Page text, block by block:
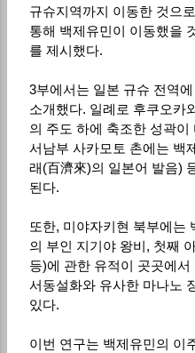
규슈지역까지 이동한 것으
통해 백제유민이 이동했을
를 제시했다.
3부에서는 일본 규슈 전역
소개했다. 일례로 후쿠오카
의 주도 하에 축조한 성곽
서남부 사카모토 촌에는 백
래(百濟來)의 일본어 발음)
된다.
또한, 미야자키현 북부에는
의 부인 지기야 왕비, 첫째
등)에 관한 유적이 곳곳에
서동설화와 유사한 마나노
있다.
이번 연구는 백제유민의 이